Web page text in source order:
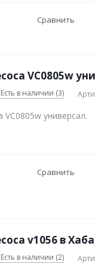
Сравнить
VC0805w
Есть в наличии (3)
универсал.
Сравнить
v1056 в
Есть в наличии (2)